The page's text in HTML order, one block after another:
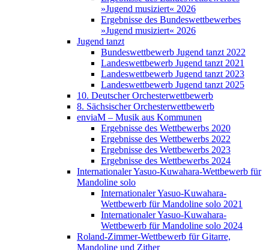
»Jugend musiziert« 2026
Ergebnisse des Bundeswettbewerbes
»Jugend musiziert« 2026
Jugend tanzt
Bundeswettbewerb Jugend tanzt 2022
Landeswettbewerb Jugend tanzt 2021
Landeswettbewerb Jugend tanzt 2023
Landeswettbewerb Jugend tanzt 2025
10. Deutscher Orchesterwettbewerb
8. Sächsischer Orchesterwettbewerb
enviaM – Musik aus Kommunen
Ergebnisse des Wettbewerbs 2020
Ergebnisse des Wettbewerbs 2022
Ergebnisse des Wettbewerbs 2023
Ergebnisse des Wettbewerbs 2024
Internationaler Yasuo-Kuwahara-Wettbewerb für
Mandoline solo
Internationaler Yasuo-Kuwahara-
Wettbewerb für Mandoline solo 2021
Internationaler Yasuo-Kuwahara-
Wettbewerb für Mandoline solo 2024
Roland-Zimmer-Wettbewerb für Gitarre,
Mandoline und Zither